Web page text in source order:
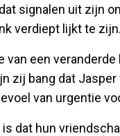
signalen uit zijn
verdiept lijkt te zijn.
een
zij bang dat
van urgentie
dat hun